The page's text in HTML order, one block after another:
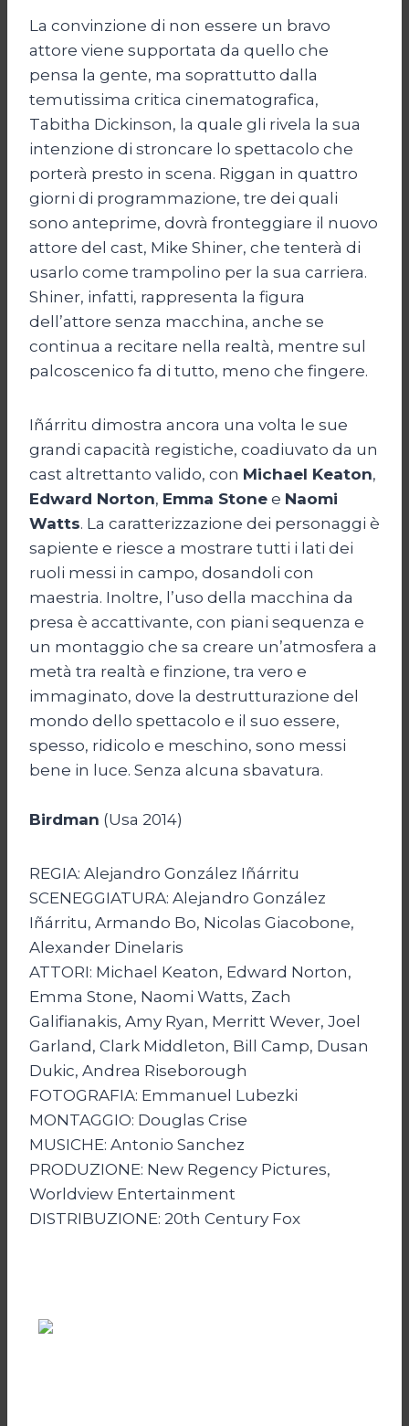
La convinzione di non essere un bravo
attore viene supportata da quello che
pensa la gente, ma soprattutto dalla
temutissima critica cinematografica,
Tabitha Dickinson, la quale gli rivela la sua
intenzione di stroncare lo spettacolo che
porterà presto in scena. Riggan in quattro
giorni di programmazione, tre dei quali
sono anteprime, dovrà fronteggiare il nuovo
attore del cast, Mike Shiner, che tenterà di
usarlo come trampolino per la sua carriera.
Shiner, infatti, rappresenta la figura
dell’attore senza macchina, anche se
continua a recitare nella realtà, mentre sul
palcoscenico fa di tutto, meno che fingere.
Iñárritu dimostra ancora una volta le sue
grandi capacità registiche, coadiuvato da un
cast altrettanto valido, con Michael Keaton,
Edward Norton, Emma Stone e Naomi
Watts. La caratterizzazione dei personaggi è
sapiente e riesce a mostrare tutti i lati dei
ruoli messi in campo, dosandoli con
maestria. Inoltre, l’uso della macchina da
presa è accattivante, con piani sequenza e
un montaggio che sa creare un’atmosfera a
metà tra realtà e finzione, tra vero e
immaginato, dove la destrutturazione del
mondo dello spettacolo e il suo essere,
spesso, ridicolo e meschino, sono messi
bene in luce. Senza alcuna sbavatura.
Birdman (Usa 2014)
REGIA: Alejandro González Iñárritu
SCENEGGIATURA: Alejandro González
Iñárritu, Armando Bo, Nicolas Giacobone,
Alexander Dinelaris
ATTORI: Michael Keaton, Edward Norton,
Emma Stone, Naomi Watts, Zach
Galifianakis, Amy Ryan, Merritt Wever, Joel
Garland, Clark Middleton, Bill Camp, Dusan
Dukic, Andrea Riseborough
FOTOGRAFIA: Emmanuel Lubezki
MONTAGGIO: Douglas Crise
MUSICHE: Antonio Sanchez
PRODUZIONE: New Regency Pictures,
Worldview Entertainment
DISTRIBUZIONE: 20th Century Fox